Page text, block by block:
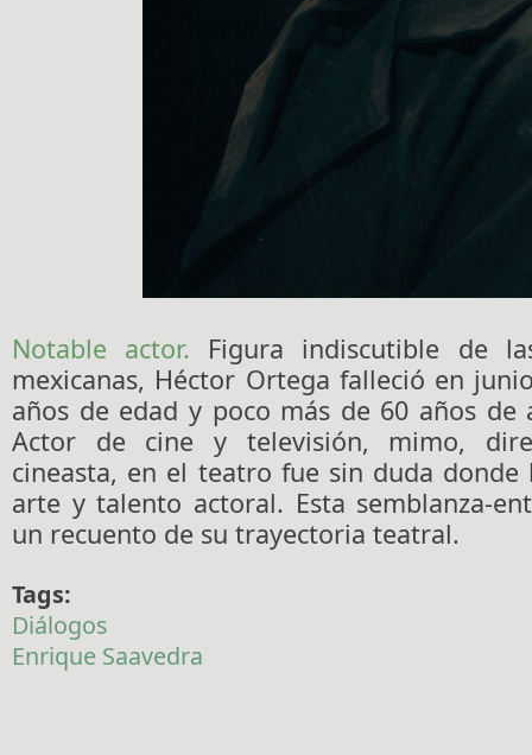
Notable actor. Figura indiscutible de
mexicanas, Héctor Ortega falleció en
años de edad y poco más de 60 años de
Actor de cine y televisión, mimo,
cineasta, en el teatro fue sin duda
arte y talento actoral. Esta semblanza-
un recuento de su trayectoria teatral.
Tags:
Diálogos
Enrique Saavedra